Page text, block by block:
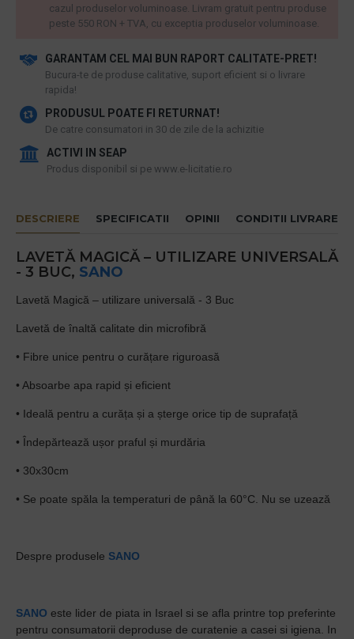
GARANTAM CEL MAI BUN RAPORT CALITATE-PRET!
​Bucura-te de produse calitative, suport eficient si o livrare
rapida!
PRODUSUL POATE FI RETURNAT!
De catre consumatori in 30 de zile de la achizitie
ACTIVI IN SEAP
Produs disponibil si pe www.e-licitatie.ro
cazul produselor voluminoase. Livram gratuit pentru produse
peste 550 RON + TVA, cu exceptia produselor voluminoase.
DESCRIERE SPECIFICATII OPINII CONDITII LIVRARE
LAVETĂ MAGICĂ – UTILIZARE UNIVERSALĂ
- 3 BUC, SANO
Lavetă Magică – utilizare universală - 3 Buc
Lavetă de înaltă calitate din microfibră
• Fibre unice pentru o curățare riguroasă
• Absoarbe apa rapid și eficient
• Ideală pentru a curăța și a șterge orice tip de suprafață
• Îndepărtează ușor praful și murdăria
• 30x30cm
• Se poate spăla la temperaturi de până la 60°C. Nu se uzează
Despre produsele SANO
SANO este lider de piata in Israel si se afla printre top preferinte
pentru consumatorii deproduse de curatenie a casei si igiena. In